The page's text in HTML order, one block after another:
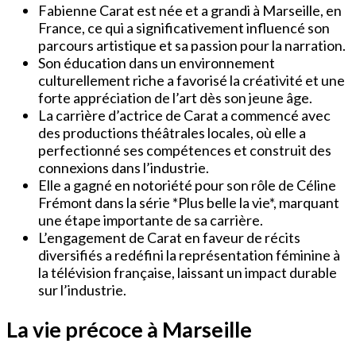
Fabienne Carat est née et a grandi à Marseille, en
France, ce qui a significativement influencé son
parcours artistique et sa passion pour la narration.
Son éducation dans un environnement
culturellement riche a favorisé la créativité et une
forte appréciation de l’art dès son jeune âge.
La carrière d’actrice de Carat a commencé avec
des productions théâtrales locales, où elle a
perfectionné ses compétences et construit des
connexions dans l’industrie.
Elle a gagné en notoriété pour son rôle de Céline
Frémont dans la série *Plus belle la vie*, marquant
une étape importante de sa carrière.
L’engagement de Carat en faveur de récits
diversifiés a redéfini la représentation féminine à
la télévision française, laissant un impact durable
sur l’industrie.
La vie précoce à Marseille